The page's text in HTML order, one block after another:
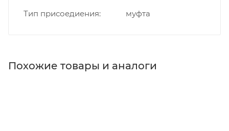
Тип присоедиения
муфта
Похожие товары и аналоги